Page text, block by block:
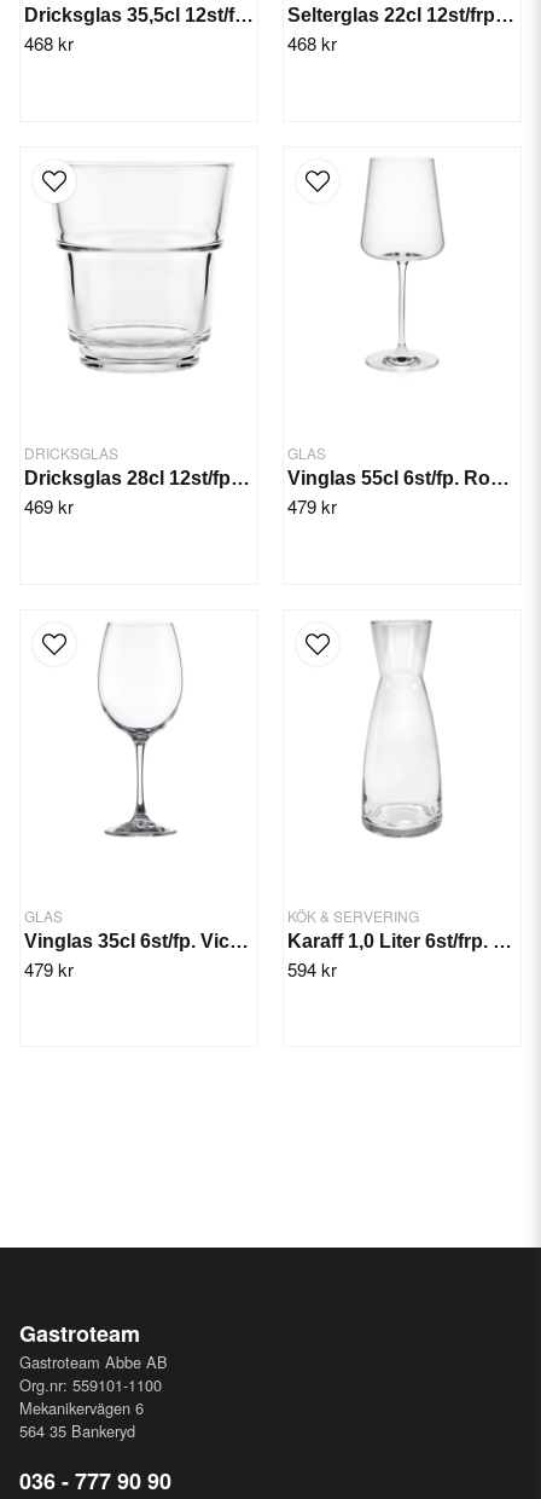
Dricksglas 35,5cl 12st/frp. Bodega
468 kr
Selterglas 22cl 12st/frp. Islande Arc
468 kr
DRICKSGLAS
Dricksglas 28cl 12st/fp. Rocky
469 kr
GLAS
Vinglas 55cl 6st/fp. Rona Mode
479 kr
GLAS
Vinglas 35cl 6st/fp. Vicrila
479 kr
KÖK & SERVERING
Karaff 1,0 Liter 6st/frp. Ypsilon
594 kr
Gastroteam
Gastroteam Abbe AB
Org.nr: 559101-1100
Mekanikervägen 6
564 35 Bankeryd
036 - 777 90 90